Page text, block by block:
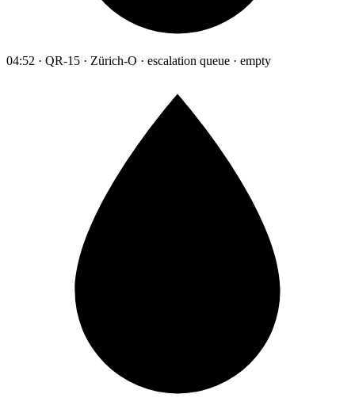
04:52 · QR-15 · Zürich-O · escalation queue · empty